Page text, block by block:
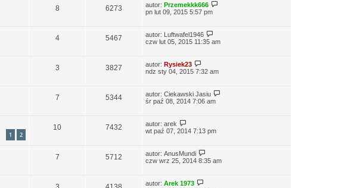
8 6273 autor: Przemekkk666
pn lut 09, 2015 5:57 pm
4 5467 autor: Luftwafel1946
czw lut 05, 2015 11:35 am
3 3827 autor: Rysiek23
ndz sty 04, 2015 7:32 am
7 5344 autor: Ciekawski Jasiu
śr paź 08, 2014 7:06 am
1 2
10 7432 autor: arek
wt paź 07, 2014 7:13 pm
7 5712 autor: AnusMundi
czw wrz 25, 2014 8:35 am
autor: Arek 1973